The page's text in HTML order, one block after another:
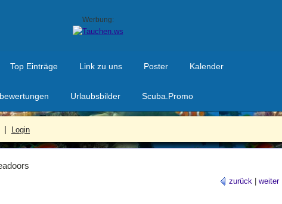
Werbung:
Top Einträge Link zu uns Poster Kalender
Urlaubsbilder Scuba.Promo
| Login
zurück | weiter